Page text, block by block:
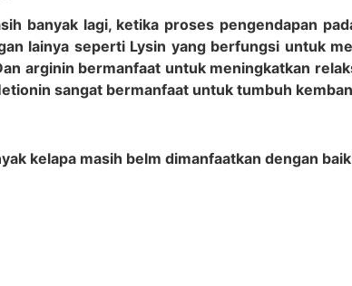
banyak lagi, ketika proses pengendapan
lainya seperti Lysin yang berfungsi untuk
arginin bermanfaat untuk meningkatkan
sangat bermanfaat untuk tumbuh
kelapa masih belm dimanfaatkan dengan